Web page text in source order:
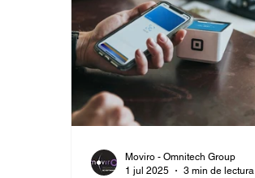
Moviro - Omnitech Group
1 jul 2025
3 min de lectura